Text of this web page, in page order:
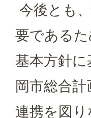
今後とも
要である
基本方針
岡市総合
連携を図